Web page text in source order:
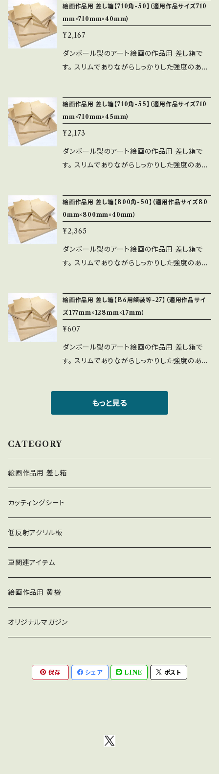
りません。 ■適用作品サイズ・・・600角（600m
m×600mm×40mm） ■内寸・・・620mm×620
mm×50mm ■納期・・・約7営業日以内（毎日の
注文締切は平日13:00。土日祝日は除く） ※ご
指定日が無い限り、早く完成しましたら前倒しで
絵画作品用 差し箱【710角-50】（適用作品サイズ710
mm×710mm×40mm）
¥2,167
ダンボール製のアート絵画の作品用 差し箱で
す。 スリムでありながらしっかりした強度のある
りません。 ■適用作品サイズ・・・710角（710mm
×710mm×40mm） ■内寸・・・730mm×730m
m×50mm ■納期・・・約7営業日以内（毎日の注
文締切は平日13:00。土日祝日は除く） ※ご指
定日が無い限り、早く完成しましたら前倒しで出
絵画作品用 差し箱【710角-55】（適用作品サイズ710
mm×710mm×45mm）
¥2,173
ダンボール製のアート絵画の作品用 差し箱で
す。 スリムでありながらしっかりした強度のある
りません。 ■適用作品サイズ・・・710角（710mm
×710mm×45mm） ■内寸・・・730mm×730m
m×55mm ■納期・・・約7営業日以内（毎日の注
文締切は平日13:00。土日祝日は除く） ※ご指
定日が無い限り、早く完成しましたら前倒しで出
絵画作品用 差し箱【800角-50】（適用作品サイズ80
0mm×800mm×40mm）
¥2,365
ダンボール製のアート絵画の作品用 差し箱で
す。 スリムでありながらしっかりした強度のある
りません。 ■適用作品サイズ・・・800角（800m
m×800mm×40mm） ■内寸・・・820mm×820
mm×50mm ■納期・・・約7営業日以内（毎日の
注文締切は平日13:00。土日祝日は除く） ※ご
指定日が無い限り、早く完成しましたら前倒しで
絵画作品用 差し箱【B6用額装等-27】（適用作品サイ
ズ177mm×128mm×17mm）
¥607
ダンボール製のアート絵画の作品用 差し箱で
す。 スリムでありながらしっかりした強度のある
りません。 ■適用作品サイズ・・・B6額（177mm
×128mm×17mm） ■内寸・・・197mm×148mm
日が無い限り、早く完成しましたら前倒しで出荷
します。 ■発送・・・佐川急便／セイノースーパー
もっと見る
CATEGORY
絵画作品用 差し箱
カッティングシート
低反射アクリル板
車関連アイテム
絵画作品用 黄袋
オリジナルマガジン
保存 シェア LINE ポスト